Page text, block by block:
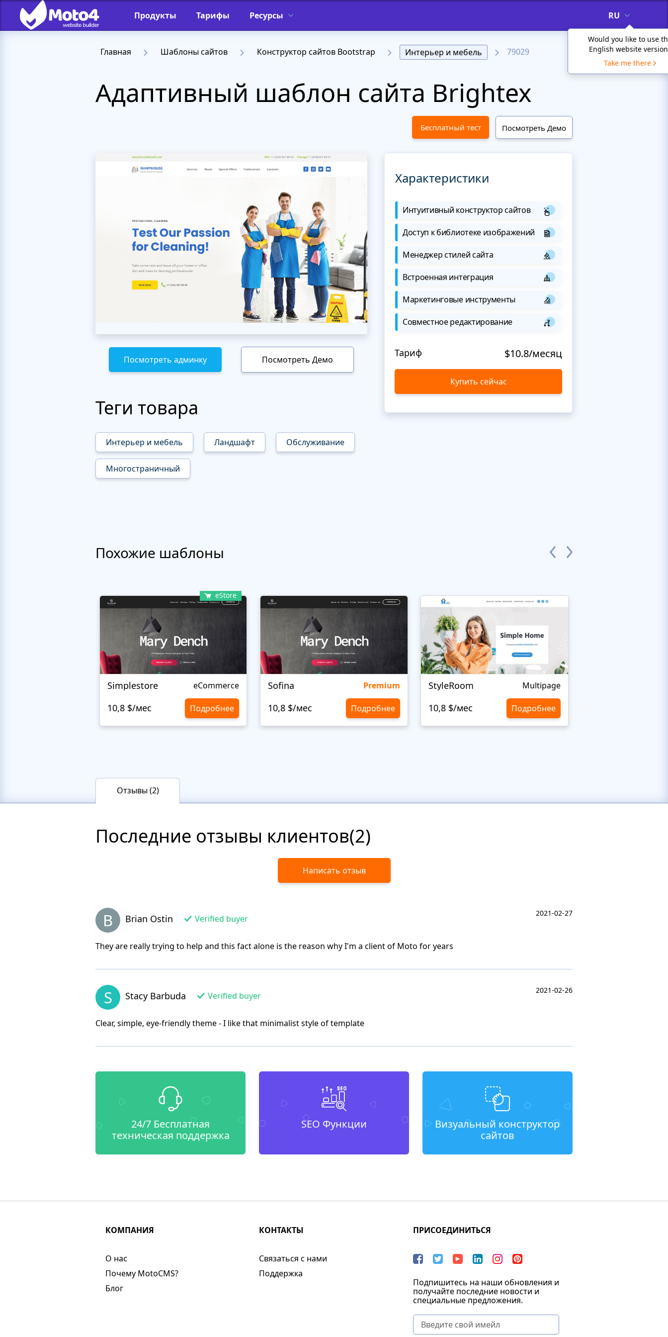
Продукты Тарифы Ресурсы RU
Would you like to use
English website
Take me there
Главная Шаблоны сайтов Конструктор сайтов Bootstrap Интерьер и мебель 79029
Адаптивный шаблон сайта Brightex
Бесплатный тест Посмотреть Демо
Посмотреть админку Посмотреть Демо
Теги товара
Интерьер и мебель Ландшафт Обслуживание
Многостраничный
Характеристики
Интуитивный конструктор сайтов
Доступ к библиотеке изображений
Менеджер стилей сайта
Встроенная интеграция
Маркетинговые инструменты
Совместное редактирование
Тариф $10.8/месяц
Купить сейчас
Похожие шаблоны
eStore
Simplestore eCommerce
10,8 $/мес Подробнее
Sofina Premium
10,8 $/мес Подробнее
StyleRoom Multipage
10,8 $/мес Подробнее
Отзывы (2)
Последние отзывы клиентов(2)
Написать отзыв
B Brian Ostin Verified buyer
2021-02-27
They are really trying to help and this fact alone is the reason why I'm a client of Moto for years
S Stacy Barbuda Verified buyer
2021-02-26
Clear, simple, eye-friendly theme - I like that minimalist style of template
24/7 Бесплатная
техническая поддержка
SEO Функции
Визуальный конструктор
сайтов
КОМПАНИЯ
О нас​
Почему MotoCMS?
Блог
КОНТАКТЫ
Связаться с нами
Поддержка
ПРИСОЕДИНИТЬСЯ
Подпишитесь на наши обновления и
получайте последние новости и
специальные предложения.